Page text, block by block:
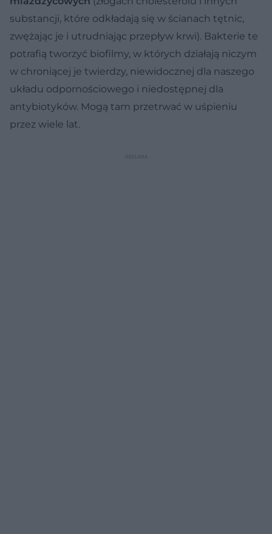
substancji, które odkładają się w ścianach tętnic,
zwężając je i utrudniając przepływ krwi). Bakterie te
potrafią tworzyć biofilmy, w których działają niczym
w chroniącej je twierdzy, niewidocznej dla naszego
układu odpornościowego i niedostępnej dla
antybiotyków. Mogą tam przetrwać w uśpieniu
przez wiele lat.